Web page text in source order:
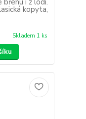
břehu i z lodi.
kopyta,
Skladem 1 ks